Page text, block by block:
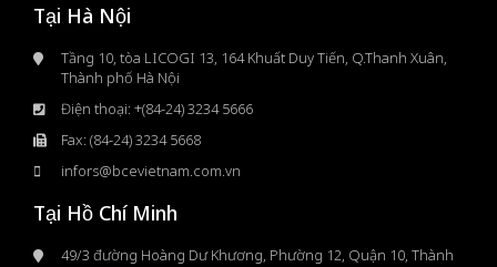
Tại Hà Nội
Tầng 10, tòa LICOGI 13, 164 Khuất Duy Tiến, Q.Thanh Xuân,
Thành phố Hà Nội
Điện thoại: +(84-24) 3234 5666
Fax: (84-24) 3234 5668
infors@bcevietnam.com.vn
Tại Hồ Chí Minh
49/3 đường Hoàng Dư Khương, Phường 12, Quận 10, Thành